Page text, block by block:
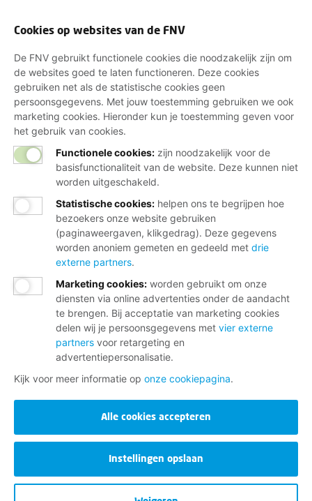
Cookies op websites van de FNV
De FNV gebruikt functionele cookies die noodzakelijk zijn om
de websites goed te laten functioneren. Deze cookies
gebruiken net als de statistische cookies geen
persoonsgegevens. Met jouw toestemming gebruiken we ook
marketing cookies. Hieronder kun je toestemming geven voor
het gebruik van cookies.
Functionele cookies: zijn noodzakelijk voor de
basisfunctionaliteit van de website. Deze kunnen niet
worden uitgeschakeld.
Statistische cookies: helpen ons te begrijpen hoe
bezoekers onze website gebruiken
(paginaweergaven, klikgedrag). Deze gegevens
worden anoniem gemeten en gedeeld met drie
externe partners.
Marketing cookies: worden gebruikt om onze
diensten via online advertenties onder de aandacht
te brengen. Bij acceptatie van marketing cookies
delen wij je persoonsgegevens met vier externe
partners voor retargeting en
advertentiepersonalisatie.
Kijk voor meer informatie op onze cookiepagina.
Alle cookies accepteren
Instellingen opslaan